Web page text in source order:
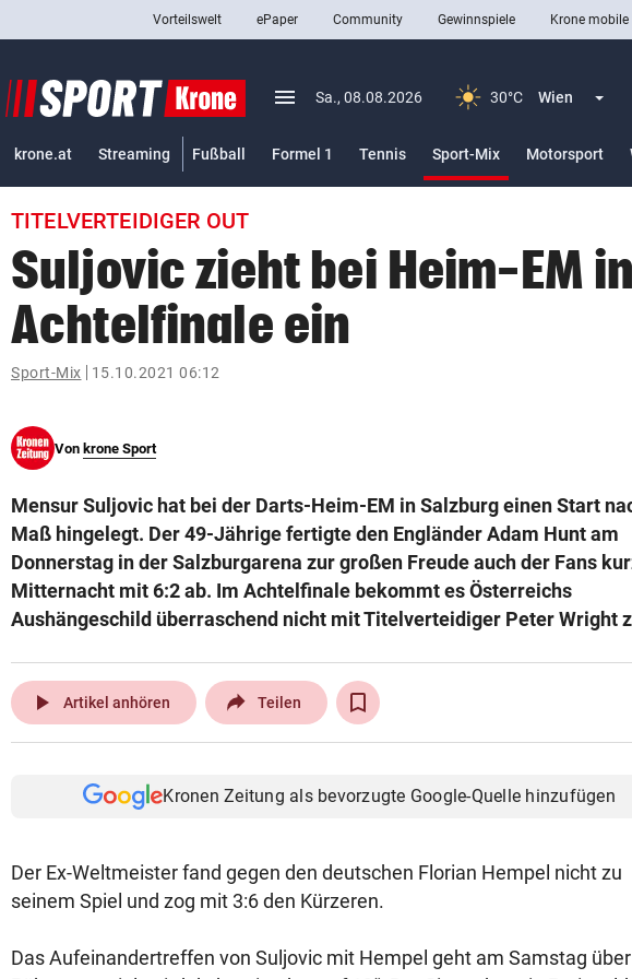
closeSchließen
Abonnieren
pin_drop
bookmark Merkliste
search
Suchbegriff
© Krone Multimedia GmbH & Co KG 2026
Muthgasse 2, 1190 Wien
Vorteilswelt ePaper Community Gewinnspiele Krone mobile
menu Menü aufklappen
Sa., 08.08.2026 30°C Wien
krone.at Streaming Fußball Formel 1 Tennis Sport-Mix
Motorsport
TITELVERTEIDIGER OUT
Suljovic zieht bei Heim-EM
Achtelfinale ein
Sport-Mix 15.10.2021 06:12
Von krone Sport
Mensur Suljovic hat bei der Darts-Heim-EM in Salzburg einen Start
Maß hingelegt. Der 49-Jährige fertigte den Engländer Adam Hunt am
Donnerstag in der Salzburgarena zur großen Freude auch der Fans
Mitternacht mit 6:2 ab. Im Achtelfinale bekommt es Österreichs
Aushängeschild überraschend nicht mit Titelverteidiger Peter Wright
play_arrow Artikel anhören Teilen
Kronen Zeitung als bevorzugte Google-Quelle hinzufügen
Der Ex-Weltmeister fand gegen den deutschen Florian Hempel nicht zu
seinem Spiel und zog mit 3:6 den Kürzeren.
Das Aufeinandertreffen von Suljovic mit Hempel geht am Samstag